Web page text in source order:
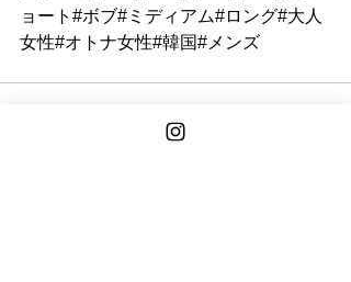
ョート#ボブ#ミディアム#ロング#大人
女性#オトナ女性#韓国#メンズ